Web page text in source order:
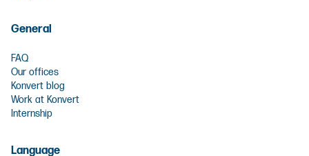
General
FAQ
Our offices
Konvert blog
Work at Konvert
Internship
Language